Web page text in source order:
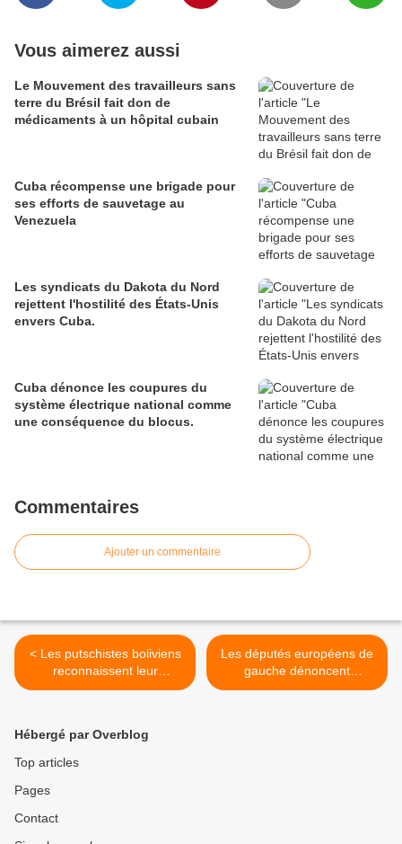
Vous aimerez aussi
Le Mouvement des travailleurs sans
terre du Brésil fait don de
médicaments à un hôpital cubain
Cuba récompense une brigade pour
ses efforts de sauvetage au
Venezuela
Les syndicats du Dakota du Nord
rejettent l'hostilité des États-Unis
envers Cuba.
Cuba dénonce les coupures du
système électrique national comme
une conséquence du blocus.
Commentaires
Ajouter un commentaire
< Les putschistes boliviens
reconnaissent leur
incapacité à faire face à la
Les députés européens de
gauche dénoncent
l'expulsion des migrants en
Hébergé par Overblog
Top articles
Pages
Contact